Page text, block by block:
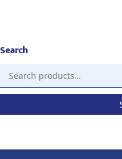
Search
for: